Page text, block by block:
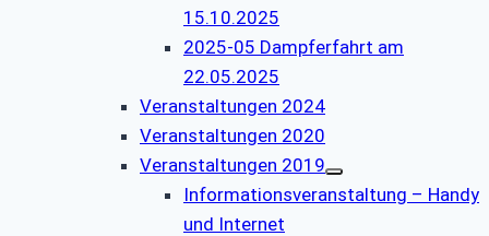
15.10.2025
2025-05 Dampferfahrt am
22.05.2025
Veranstaltungen 2024
Veranstaltungen 2020
Veranstaltungen 2019
Informationsveranstaltung – Handy
und Internet